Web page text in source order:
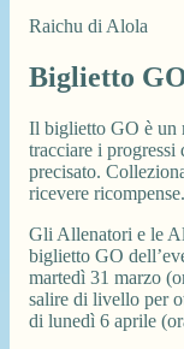
Raichu di Alola
Biglietto
Il biglietto GO è un
tracciare i
precisato.
ricevere ricompense.
Gli Allenatori e le
biglietto GO
martedì 31 marzo
salire di livello per
di lunedì 6 aprile